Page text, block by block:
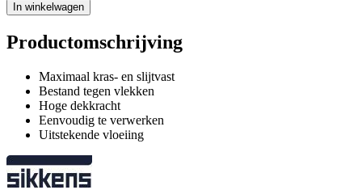
In winkelwagen
Productomschrijving
Maximaal kras- en slijtvast
Bestand tegen vlekken
Hoge dekkracht
Eenvoudig te verwerken
Uitstekende vloeiing